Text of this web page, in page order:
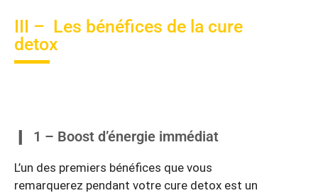
III – Les bénéfices de la cure
detox
1 – Boost d’énergie immédiat
L’un des premiers bénéfices que vous
remarquerez pendant votre cure detox est un